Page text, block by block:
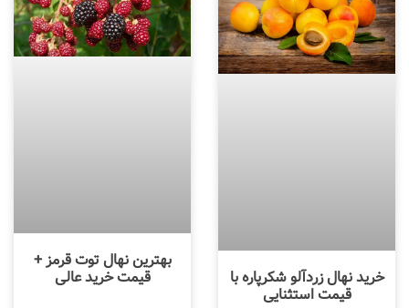
خرید نهال زردآلو شکرپاره با
قیمت استثنایی
بهترین نهال توت قرمز +
قیمت خرید عالی